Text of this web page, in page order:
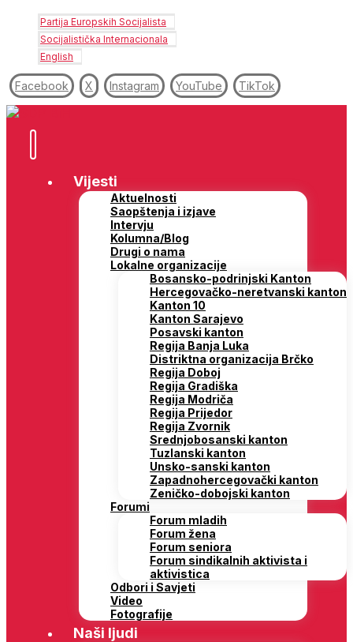
Partija Europskih Socijalista
Socijalistička Internacionala
English
Facebook X Instagram YouTube TikTok
Vijesti
Aktuelnosti
Saopštenja i izjave
Intervju
Kolumna/Blog
Drugi o nama
Lokalne organizacije
Bosansko-podrinjski Kanton
Hercegovačko-neretvanski kanton
Kanton 10
Kanton Sarajevo
Posavski kanton
Regija Banja Luka
Distriktna organizacija Brčko
Regija Doboj
Regija Gradiška
Regija Modriča
Regija Prijedor
Regija Zvornik
Srednjobosanski kanton
Tuzlanski kanton
Unsko-sanski kanton
Zapadnohercegovački kanton
Zeničko-dobojski kanton
Forumi
Forum mladih
Forum žena
Forum seniora
Forum sindikalnih aktivista i
aktivistica
Odbori i Savjeti
Video
Fotografije
Naši ljudi